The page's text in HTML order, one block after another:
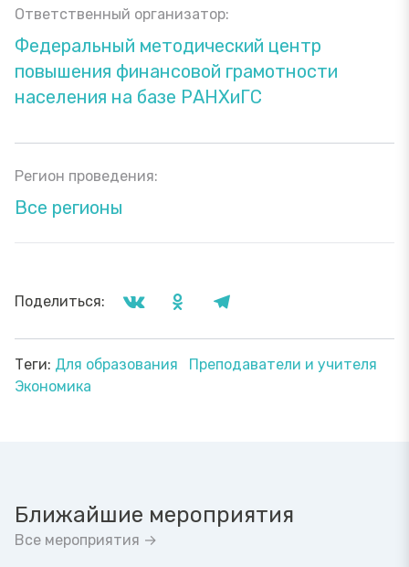
Ответственный организатор:
Федеральный методический центр
повышения финансовой грамотности
населения на базе РАНХиГС
Регион проведения:
Все регионы
Поделиться:
Теги: Для образования
Преподаватели и учителя
Экономика
Ближайшие мероприятия
Все мероприятия →